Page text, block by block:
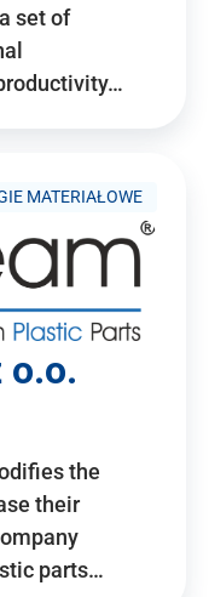
set of
MATERIAŁOWE
o.o.
the
their
parts…